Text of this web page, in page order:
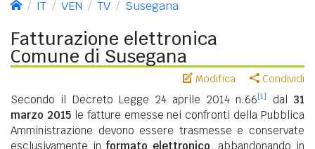
IT VEN TV Susegana
Fatturazione elettronica
Comune di Susegana
Modifica Condividi
Secondo il Decreto Legge 24 aprile 2014 n.66[1] dal 31
marzo 2015le fatture emesse nei confronti della Pubblica
Amministrazione devono essere trasmesse e conservate
esclusivamente in formato elettronico, abbandonando in